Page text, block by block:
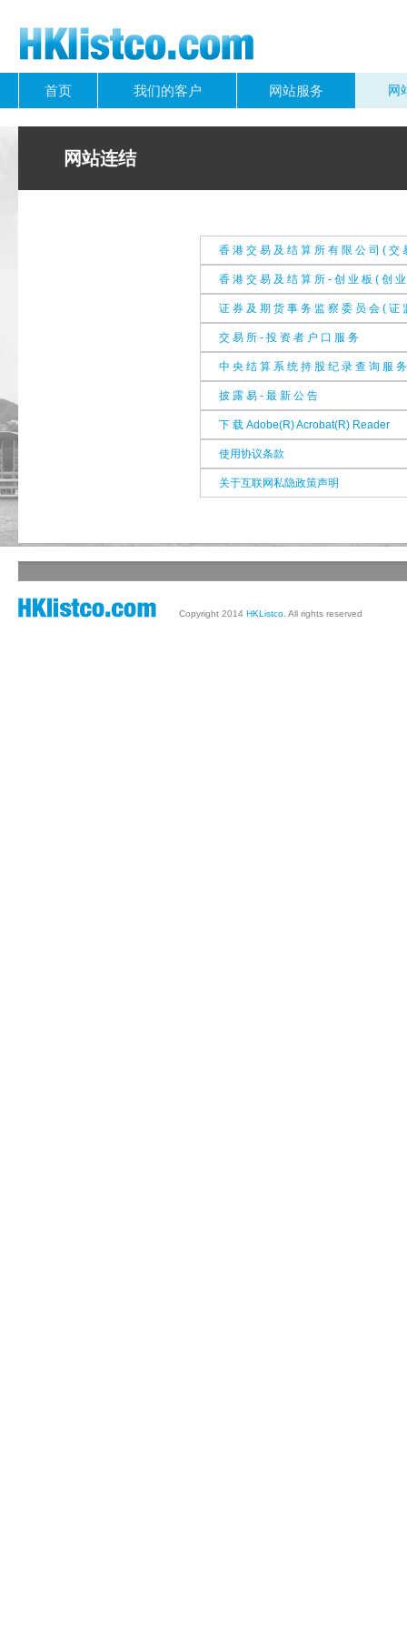
首页 我们的客户 网站服务 网
网站连结
香 港 交 易 及 结 算 所 有 限 公 司 ( 交
香 港 交 易 及 结 算 所 - 创 业 板 ( 创
证 券 及 期 货 事 务 监 察 委 员 会 ( 证
交 易 所 - 投 资 者 户 口 服 务
中 央 结 算 系 统 持 股 纪 录 查 询 服 务
披 露 易 - 最 新 公 告
下 载 Adob​​e(R) Acrobat(R) Reader
使用协议条款
关于互联网私隐政策声明
Copyright 2014 HKListco . All rights reserved